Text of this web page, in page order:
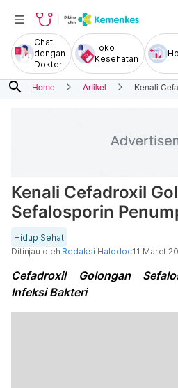
Chat
dengan
Dokter
Toko
Kesehatan
search Home Artikel Kenali
Kenali Cefadroxil
Sefalosporin
Hidup Sehat
Ditinjau oleh Redaksi Halodoc11 Maret
Cefadroxil Golongan
Infeksi Bakteri